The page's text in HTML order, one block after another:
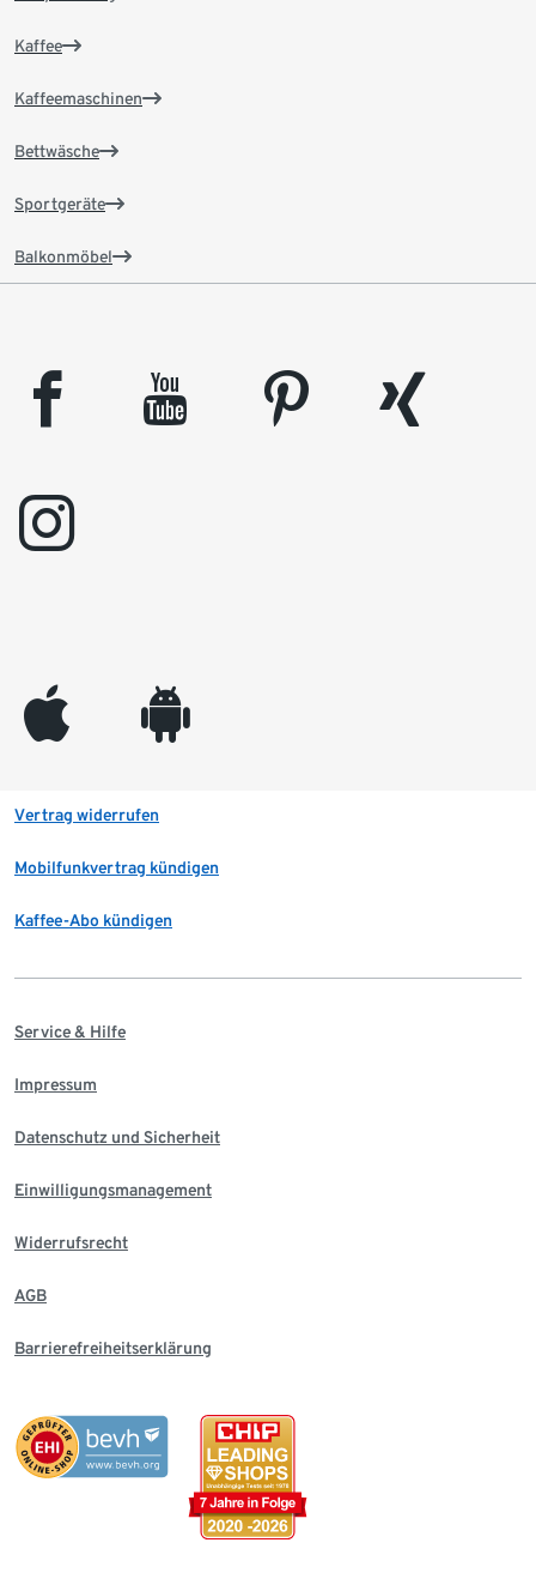
Kaffee
Kaffeemaschinen
Bettwäsche
Sportgeräte
Balkonmöbel
facebook youtube pinterest
xing
instagram
appleinc android
Vertrag widerrufen
Mobilfunkvertrag kündigen
Kaffee-Abo kündigen
Service & Hilfe
Impressum
Datenschutz und Sicherheit
Einwilligungsmanagement
Widerrufsrecht
AGB
Barrierefreiheitserklärung